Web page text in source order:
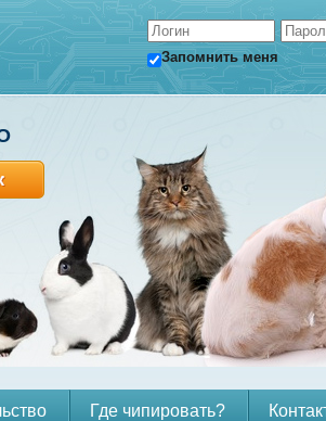
Запомнить меня
Где чипировать?